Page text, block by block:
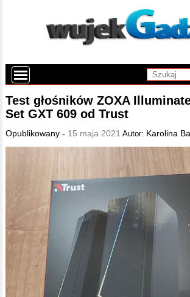
Test głośników ZOXA
Set GXT 609 od Trust
Opublikowany - 15 maja 2021 Autor: Karolina